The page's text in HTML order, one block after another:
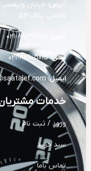
رس: خیابان
فاطمی، پلاک 53
تلفن:82805015-021
ایمیل:
خدمات
ورود / ثبت نام
سبد خرید
تماس باما